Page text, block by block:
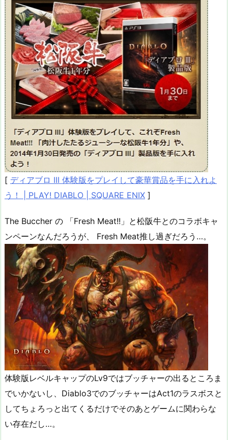
[ ディアブロ III 体験版をプレイして豪華賞品を手に入れよ
う！ | PLAY! DIABLO | SQUARE ENIX ]
The Buccher の 「Fresh Meat!!」と松阪牛とのコラボキャ
ンペーンなんだろうが、 Fresh Meat推し過ぎだろう…。
体験版レベルキャップのLv9ではブッチャーの出るところま
でいかないし、Diablo3でのブッチャーはAct1のラスボスと
してちょろっと出てくるだけでそのあとゲームに関わらな
い存在だし…。